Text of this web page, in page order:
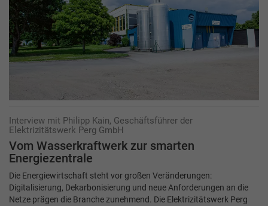
Interview mit Philipp Kain, Geschäftsführer der
Elektrizitätswerk Perg GmbH
Vom Wasserkraftwerk zur smarten
Energiezentrale
Die Energiewirtschaft steht vor großen Veränderungen:
Digitalisierung, Dekarbonisierung und neue Anforderungen an die
Netze prägen die Branche zunehmend. Die Elektrizitätswerk Perg